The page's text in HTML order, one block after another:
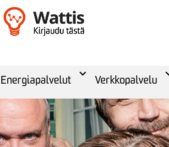
Energiapalvelut Verkkopalvelu